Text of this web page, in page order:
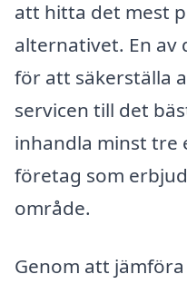
att hitta det mest
alternativet. En av
för att säkerställa
servicen till det
inhandla minst tre
företag som
område.
Genom att